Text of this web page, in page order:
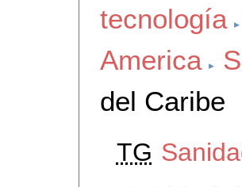
tecnología
America
del Caribe
TG